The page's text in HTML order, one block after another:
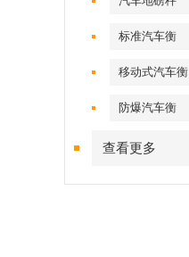
标准汽车衡
移动式汽车衡
防爆汽车衡
查看更多